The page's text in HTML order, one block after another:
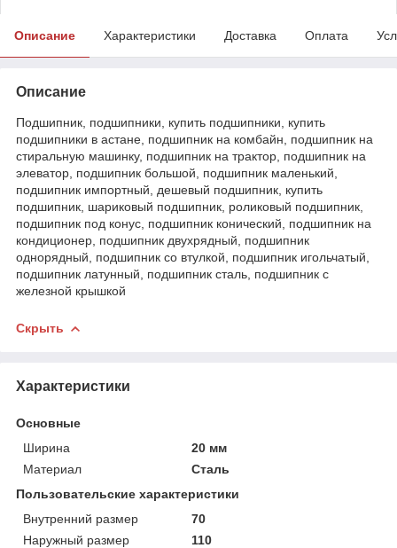
Описание Характеристики Доставка Оплата
Описание
Подшипник, подшипники, купить подшипники, купить
подшипники в астане, подшипник на комбайн, подшипник на
стиральную машинку, подшипник на трактор, подшипник на
элеватор, подшипник большой, подшипник маленький,
подшипник импортный, дешевый подшипник, купить
подшипник, шариковый подшипник, роликовый подшипник,
подшипник под конус, подшипник конический, подшипник на
кондиционер, подшипник двухрядный, подшипник
однорядный, подшипник со втулкой, подшипник игольчатый,
подшипник латунный, подшипник сталь, подшипник с
железной крышкой
Скрыть
Характеристики
Основные
Ширина
20 мм
Материал
Сталь
Пользовательские характеристики
Внутренний размер
70
Наружный размер
110